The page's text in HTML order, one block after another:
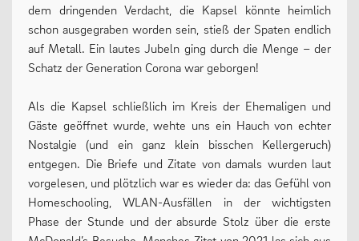
dem dringenden Verdacht, die Kapsel könnte heimlich
schon ausgegraben worden sein, stieß der Spaten endlich
auf Metall. Ein lautes Jubeln ging durch die Menge – der
Schatz der Generation Corona war geborgen!
Als die Kapsel schließlich im Kreis der Ehemaligen und
Gäste geöffnet wurde, wehte uns ein Hauch von echter
Nostalgie (und ein ganz klein bisschen Kellergeruch)
entgegen. Die Briefe und Zitate von damals wurden laut
vorgelesen, und plötzlich war es wieder da: das Gefühl von
Homeschooling, WLAN-Ausfällen in der wichtigsten
Phase der Stunde und der absurde Stolz über die erste